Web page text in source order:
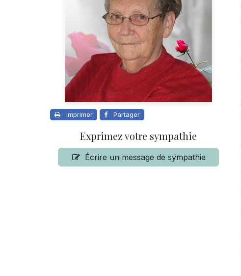
Imprimer Partager
Exprimez votre sympathie
Écrire un message de sympathie